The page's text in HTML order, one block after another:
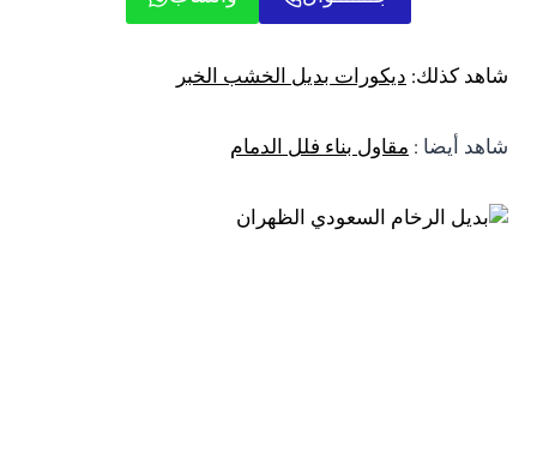
شاهد كذلك:ديكورات بديل الخشب الخبر
شاهد أيضا :مقاول بناء فلل الدمام